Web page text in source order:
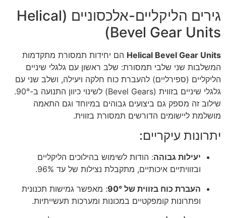
גירים הליקליים-אלכסוניים (Helical
Bevel Gear Units)
Helical Bevel Gear Units הם יחידות תמסורת מתקדמות
המשלבות שני שלבי תמסורת: שלב ראשון עם גלגלי שיניים
הליקליים (ספירליים) להעברת כוח חלקה ויעילה, ושלב שני עם
גלגלי שיניים בזווית (Bevel Gears) לשינוי כיוון התנועה ב-90°.
שילוב זה מספק גם ביצועים גבוהים במיוחד וגם התאמה
מושלמת ליישומים הדורשים תמסורת בזווית.
יתרונות עיקריים:
יעילות גבוהה: הודות לשימוש בהילוכים הליקליים
ובזוויתיים איכותיים, מתקבלת נצילות של עד 96%.
העברת כוח בזווית של 90°
: מאפשר גמישות תכנונית
ופתרונות קומפקטיים במכונות ומערכות תעשייתיות.